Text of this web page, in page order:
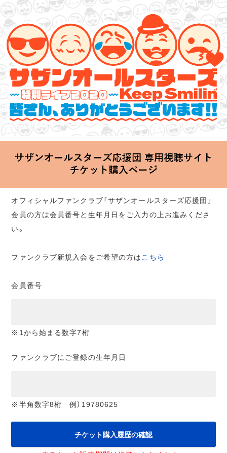
サザンオールスターズ 特別ライブ 2020
「Keep Smilin’～皆さん、ありがとうございます!!～」
2020.06.25 Thu 20:00 Start at 横浜アリーナ
オフィシャルファンクラブ「サザンオールスターズ応援団」
会員の方は会員番号と生年月日をご入力の上お進みくださ
い。
ファンクラブ新規入会をご希望の方は こちら
会員番号
※1から始まる数字7桁
ファンクラブにご登録の生年月日
※半角数字8桁 例）19780625
チケット購入履歴の確認